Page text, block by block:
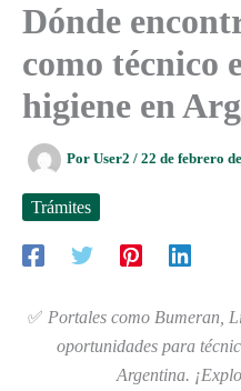
Dónde
como técnico
higiene en
Por User2 / 22 de febrero
Trámites
✅ Portales como Bumeran,
oportunidades para
Argentina.